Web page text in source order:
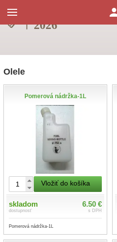
Olele
Pomerová nádržka-1L
Vložiť do košíka
skladom
dostupnosť
6.50 €
s DPH
Pomerová nádržka-1L